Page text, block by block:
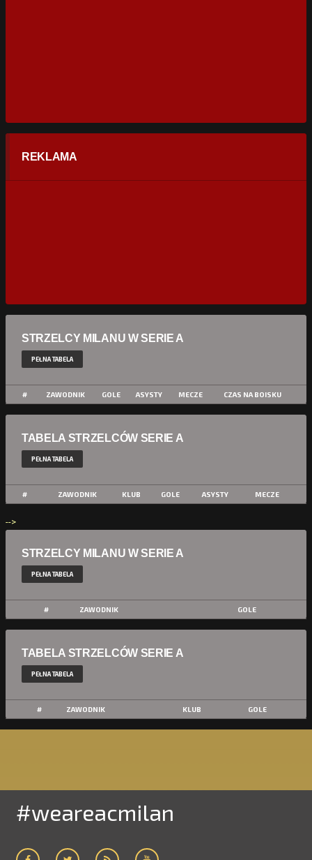
REKLAMA
STRZELCY MILANU W SERIE A
PEŁNA TABELA
# ZAWODNIK GOLE ASYSTY MECZE CZAS NA BOISKU
TABELA STRZELCÓW SERIE A
PEŁNA TABELA
# ZAWODNIK KLUB GOLE ASYSTY MECZE
-->
STRZELCY MILANU W SERIE A
PEŁNA TABELA
# ZAWODNIK GOLE
TABELA STRZELCÓW SERIE A
PEŁNA TABELA
# ZAWODNIK KLUB GOLE
#weareacmilan